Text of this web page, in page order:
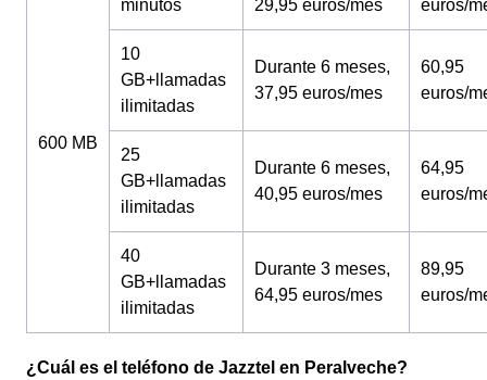
600 MB
minutos
29,95 euros/mes
euros/
10
GB+llamadas
ilimitadas
Durante 6 meses,
37,95 euros/mes
60,95
euros/
25
GB+llamadas
ilimitadas
Durante 6 meses,
40,95 euros/mes
64,95
euros/
40
GB+llamadas
ilimitadas
Durante 3 meses,
64,95 euros/mes
89,95
euros/
¿Cuál es el teléfono de Jazztel en Peralveche?